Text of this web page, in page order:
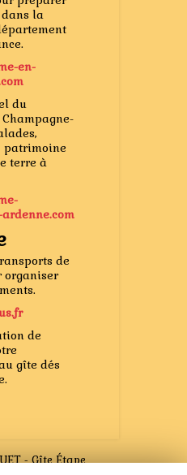
la
en-
du
patrimoine
terre à
de
organiser
de
gîte dés
- Gîte Étape